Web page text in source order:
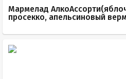
Мармелад
просекко, апельсиновый